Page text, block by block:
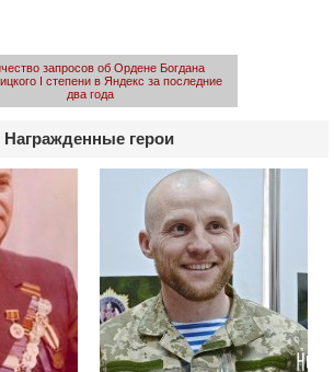
запросов об Ордене Богдана
I степени в Яндекс за последние
два года
Награжденные герои